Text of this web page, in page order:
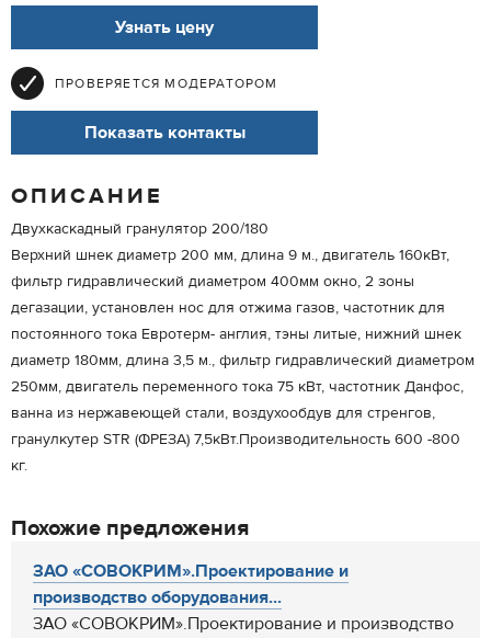
Узнать цену
ПРОВЕРЯЕТСЯ МОДЕРАТОРОМ
Показать контакты
ОПИСАНИЕ
Двухкаскадный гранулятор 200/180
Верхний шнек диаметр 200 мм, длина 9 м., двигатель 160кВт,
фильтр гидравлический диаметром 400мм окно, 2 зоны
дегазации, установлен нос для отжима газов, частотник для
постоянного тока Евротерм- англия, тэны литые, нижний шнек
диаметр 180мм, длина 3,5 м., фильтр гидравлический диаметром
250мм, двигатель переменного тока 75 кВт, частотник Данфос,
ванна из нержавеющей стали, воздухообдув для стренгов,
гранулкутер STR (ФРЕЗА) 7,5кВт.Производительность 600 -800
кг.
Похожие предложения
ЗАО «СОВОКРИМ».Проектирование и
производство оборудования...
ЗАО «СОВОКРИМ».Проектирование и производство